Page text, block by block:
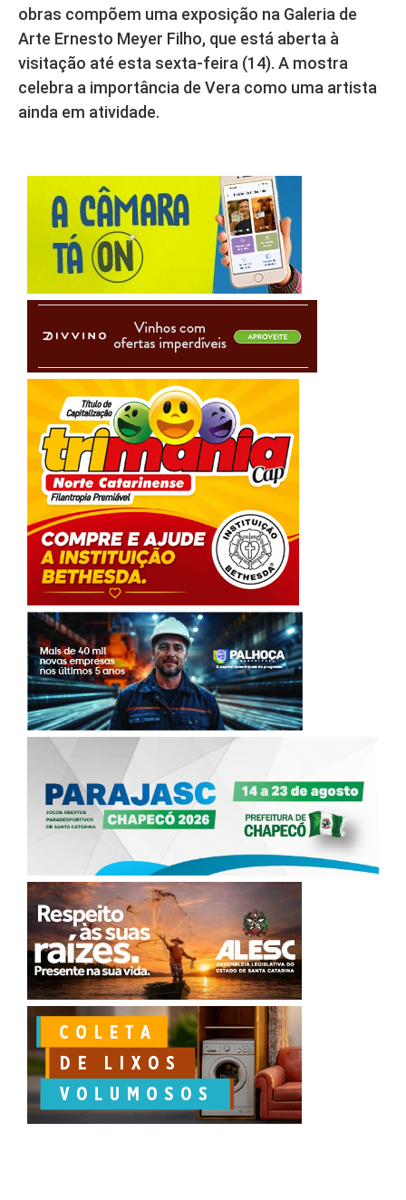
obras compõem uma exposição na Galeria de
Arte Ernesto Meyer Filho, que está aberta à
visitação até esta sexta-feira (14). A mostra
celebra a importância de Vera como uma artista
ainda em atividade.